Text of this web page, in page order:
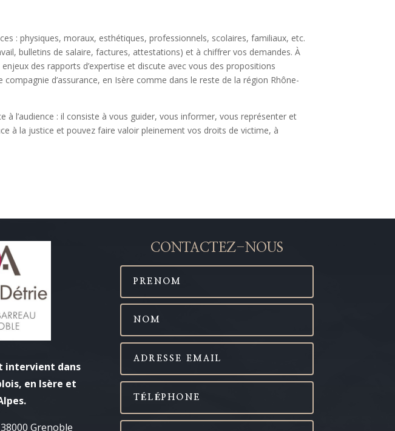
: physiques, moraux, esthétiques, professionnels, scolaires, familiaux, etc.
bulletins de salaire, factures, attestations) et à chiffrer vos demandes. À
des rapports d’expertise et discute avec vous des propositions
d’assurance, en Isère comme dans le reste de la région Rhône-
l’audience : il consiste à vous guider, vous informer, vous représenter et
à la justice et pouvez faire valoir pleinement vos droits de victime, à
intervient dans
en Isère et
Grenoble
CONTACTEZ-NOUS